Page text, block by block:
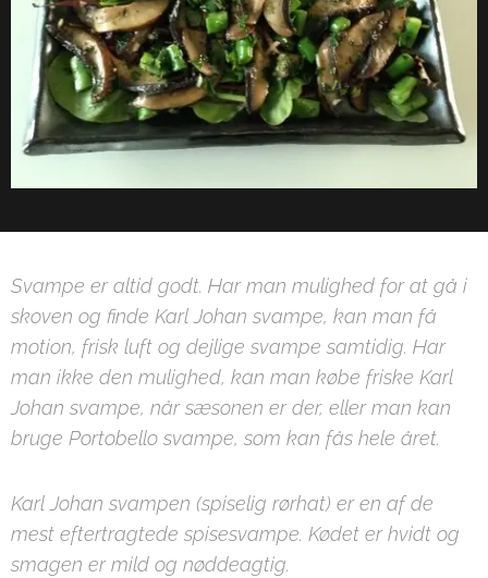
Svampe er altid godt. Har man mulighed for at gå i
skoven og finde Karl Johan svampe, kan man få
motion, frisk luft og dejlige svampe samtidig. Har
man ikke den mulighed, kan man købe friske Karl
Johan svampe, når sæsonen er der, eller man kan
bruge Portobello svampe, som kan fås hele året.
Karl Johan svampen (spiselig rørhat) er en af de
mest eftertragtede spisesvampe. Kødet er hvidt og
smagen er mild og nøddeagtig.